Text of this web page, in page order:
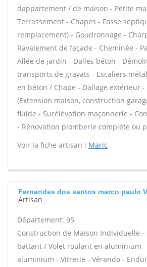
dappartement / de maison - Petite
Terrassement - Chapes - Fosse
remplacement) - Goudronnage -
Ravalement de façade - Cheminée -
Allée de jardin - Dalles béton -
transports de gravats - Escaliers
en béton / Chape - Dallage extérieur -
(Extension maison, construction
fluide - Surélévation maçonnerie -
- Rénovation plomberie complète ou
Voir la fiche artisan : Maric
Fernandes dos santos marco paulo
Artisan
Département: 95
Construction de Maison Individuelle -
battant / Volet roulant en aluminium
aluminium - Vitrerie - Véranda -